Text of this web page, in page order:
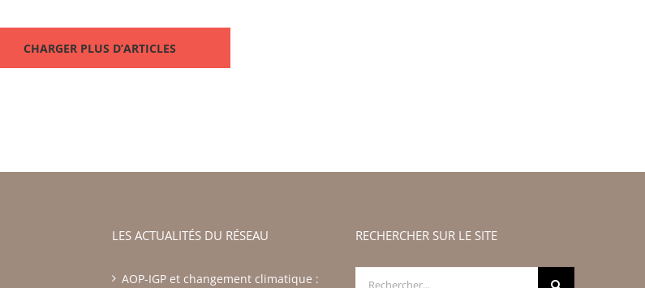
CHARGER PLUS D’ARTICLES
LES ACTUALITÉS DU RÉSEAU
AOP-IGP et changement climatique :
RECHERCHER SUR LE SITE
Rechercher: